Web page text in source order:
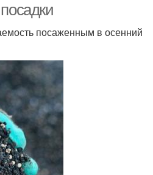
посаженным в осенний